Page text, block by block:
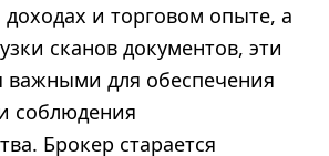
и торговом опыте, а
сканов документов, эти
важными для обеспечения
соблюдения
Брокер старается